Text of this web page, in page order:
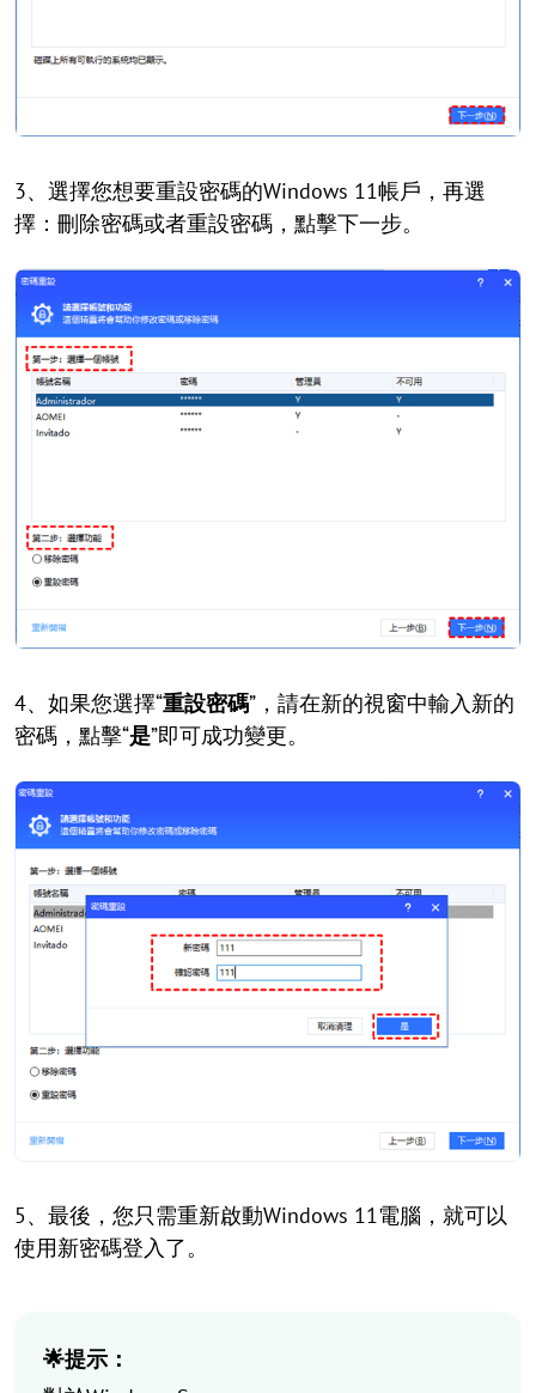
3、選擇您想要重設密碼的Windows 11帳戶，再選
擇：刪除密碼或者重設密碼，點擊下一步。
4、如果您選擇“重設密碼”，請在新的視窗中輸入新的
密碼，點擊“是”即可成功變更。
5、最後，您只需重新啟動Windows 11電腦，就可以
使用新密碼登入了。
🌟提示：